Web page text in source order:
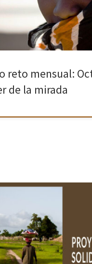
reto mensual:
de la mirada